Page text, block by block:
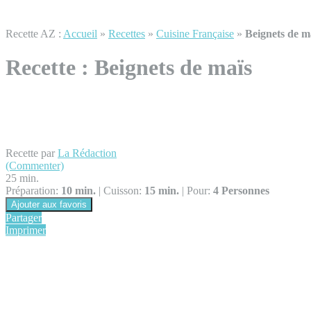
Recette AZ : Accueil » Recettes » Cuisine Française » Beignets de
Recette : Beignets de maïs
Recette par La Rédaction
(Commenter)
25 min.
Préparation: 10 min. | Cuisson: 15 min. | Pour: 4 Personnes
Ajouter aux favoris
Partager
Imprimer